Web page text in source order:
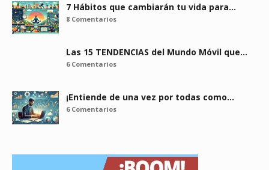
7 Hábitos que cambiarán tu vida para…
8 Comentarios
Las 15 TENDENCIAS del Mundo Móvil que…
6 Comentarios
¡Entiende de una vez por todas como…
6 Comentarios